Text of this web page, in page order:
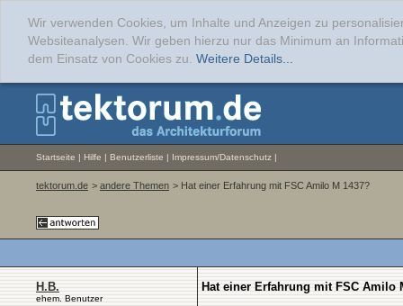
Wir verwenden Cookies, um Inhalte und Anzeigen zu
Websiteanalysen. Wir geben hierzu nur das Minimum an
dem Einsatz von Cookies zu. Weitere Details...
Startseite | Hilfe | Benutzerliste | Impressum/Datenschutz |
tektorum.de > andere Themen > Hat einer Erfahrung mit FSC Amilo M 1437?
H.B.
ehem. Benutzer
Hat einer Erfahrung mit FSC Amilo